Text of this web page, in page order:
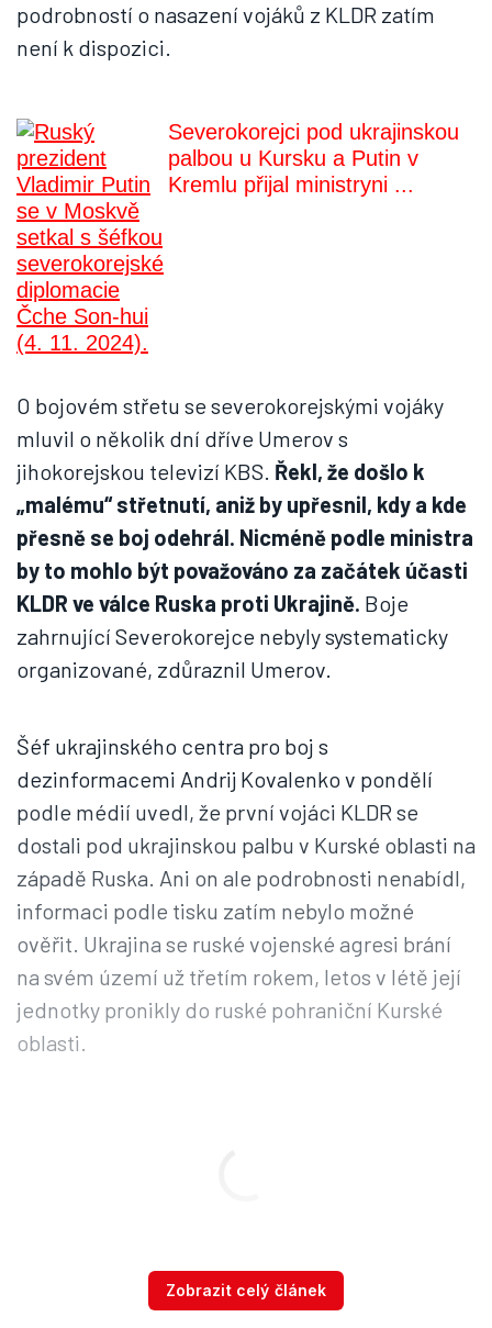
podrobností o nasazení vojáků z KLDR zatím
není k dispozici.
Severokorejci pod ukrajinskou
palbou u Kursku a Putin v
Kremlu přijal ministryni ...
O bojovém střetu se severokorejskými vojáky
mluvil o několik dní dříve Umerov s
jihokorejskou televizí KBS. Řekl, že došlo k
„malému“ střetnutí, aniž by upřesnil, kdy a kde
přesně se boj odehrál. Nicméně podle ministra
by to mohlo být považováno za začátek účasti
KLDR ve válce Ruska proti Ukrajině. Boje
zahrnující Severokorejce nebyly systematicky
organizované, zdůraznil Umerov.
Šéf ukrajinského centra pro boj s
dezinformacemi Andrij Kovalenko v pondělí
podle médií uvedl, že první vojáci KLDR se
dostali pod ukrajinskou palbu v Kurské oblasti na
západě Ruska. Ani on ale podrobnosti nenabídl,
informaci podle tisku zatím nebylo možné
ověřit. Ukrajina se ruské vojenské agresi brání
na svém území už třetím rokem, letos v létě její
jednotky pronikly do ruské pohraniční Kurské
oblasti.
Zelenskyj mezitím varoval, že první vojenské
střetnutí ukrajinské armády se severokorejskými
Zobrazit celý článek